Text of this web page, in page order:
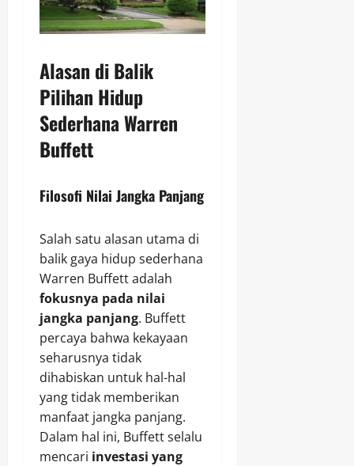
Alasan di Balik
Pilihan Hidup
Sederhana Warren
Buffett
Filosofi Nilai Jangka Panjang
Salah satu alasan utama di
balik gaya hidup sederhana
Warren Buffett adalah
fokusnya pada nilai
jangka panjang. Buffett
percaya bahwa kekayaan
seharusnya tidak
dihabiskan untuk hal-hal
yang tidak memberikan
manfaat jangka panjang.
Dalam hal ini, Buffett selalu
mencari investasi yang